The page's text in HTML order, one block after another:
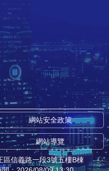
網站安全政策
網站導覽
區信義路一段3號五樓B棟